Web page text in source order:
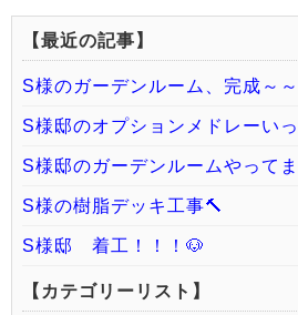
【最近の記事】
S様のガーデンルーム、完成～
S様邸のオプションメドレーい
S様邸のガーデンルームやって
S様の樹脂デッキ工事🔨
S様邸 着工！！！🐶
【カテゴリーリスト】